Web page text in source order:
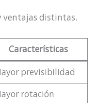
ventajas distintas.
Características
previsibilidad
rotación